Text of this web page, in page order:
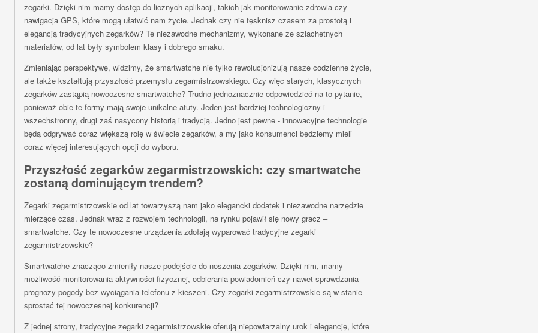
zegarki. Dzięki nim mamy dostęp do licznych aplikacji, takich jak monitorowanie zdrowia czy
nawigacja GPS, które mogą ułatwić nam życie. Jednak czy nie tęsknisz czasem za prostotą i
elegancją tradycyjnych zegarków? Te niezawodne mechanizmy, wykonane ze szlachetnych
materiałów, od lat były symbolem klasy i dobrego smaku.
Zmieniając perspektywę, widzimy, że smartwatche nie tylko rewolucjonizują nasze codzienne życie,
ale także kształtują przyszłość przemysłu zegarmistrzowskiego. Czy więc starych, klasycznych
zegarków zastąpią nowoczesne smartwatche? Trudno jednoznacznie odpowiedzieć na to pytanie,
ponieważ obie te formy mają swoje unikalne atuty. Jeden jest bardziej technologiczny i
wszechstronny, drugi zaś nasycony historią i tradycją. Jedno jest pewne - innowacyjne technologie
będą odgrywać coraz większą rolę w świecie zegarków, a my jako konsumenci będziemy mieli
coraz więcej interesujących opcji do wyboru.
Przyszłość zegarków zegarmistrzowskich: czy smartwatche
zostaną dominującym trendem?
Zegarki zegarmistrzowskie od lat towarzyszą nam jako elegancki dodatek i niezawodne narzędzie
mierzące czas. Jednak wraz z rozwojem technologii, na rynku pojawił się nowy gracz –
smartwatche. Czy te nowoczesne urządzenia zdołają wyparować tradycyjne zegarki
zegarmistrzowskie?
Smartwatche znacząco zmieniły nasze podejście do noszenia zegarków. Dzięki nim, mamy
możliwość monitorowania aktywności fizycznej, odbierania powiadomień czy nawet sprawdzania
prognozy pogody bez wyciągania telefonu z kieszeni. Czy zegarki zegarmistrzowskie są w stanie
sprostać tej nowoczesnej konkurencji?
Z jednej strony, tradycyjne zegarki zegarmistrzowskie oferują niepowtarzalny urok i elegancję, które